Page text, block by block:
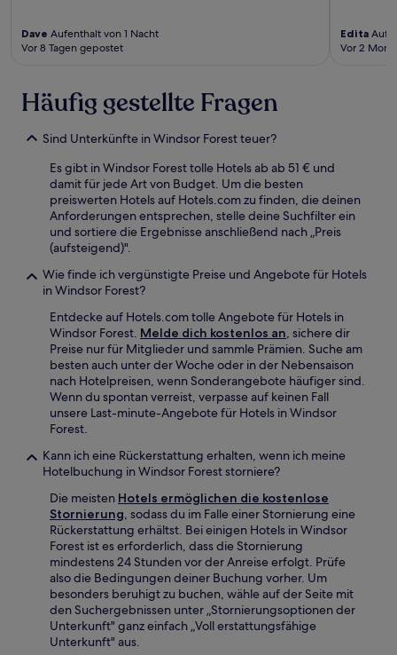
Dave Aufenthalt von 1 Nacht
Vor 8 Tagen gepostet
Edita
Vor 2
Häufig gestellte Fragen
Sind Unterkünfte in Windsor Forest teuer?
Es gibt in Windsor Forest tolle Hotels ab ab 51 € und
damit für jede Art von Budget. Um die besten
preiswerten Hotels auf Hotels.com zu finden, die deinen
Anforderungen entsprechen, stelle deine Suchfilter ein
und sortiere die Ergebnisse anschließend nach „Preis
(aufsteigend)".
Wie finde ich vergünstigte Preise und Angebote für Hotels
in Windsor Forest?
Entdecke auf Hotels.com tolle Angebote für Hotels in
Windsor Forest. Melde dich kostenlos an, sichere dir
Preise nur für Mitglieder und sammle Prämien. Suche am
besten auch unter der Woche oder in der Nebensaison
nach Hotelpreisen, wenn Sonderangebote häufiger sind.
Wenn du spontan verreist, verpasse auf keinen Fall
unsere Last-minute-Angebote für Hotels in Windsor
Forest.
Kann ich eine Rückerstattung erhalten, wenn ich meine
Hotelbuchung in Windsor Forest storniere?
Die meisten Hotels ermöglichen die kostenlose
Stornierung, sodass du im Falle einer Stornierung eine
Rückerstattung erhältst. Bei einigen Hotels in Windsor
Forest ist es erforderlich, dass die Stornierung
mindestens 24 Stunden vor der Anreise erfolgt. Prüfe
also die Bedingungen deiner Buchung vorher. Um
besonders beruhigt zu buchen, wähle auf der Seite mit
den Suchergebnissen unter „Stornierungsoptionen der
Unterkunft" ganz einfach „Voll erstattungsfähige
Unterkunft" aus.